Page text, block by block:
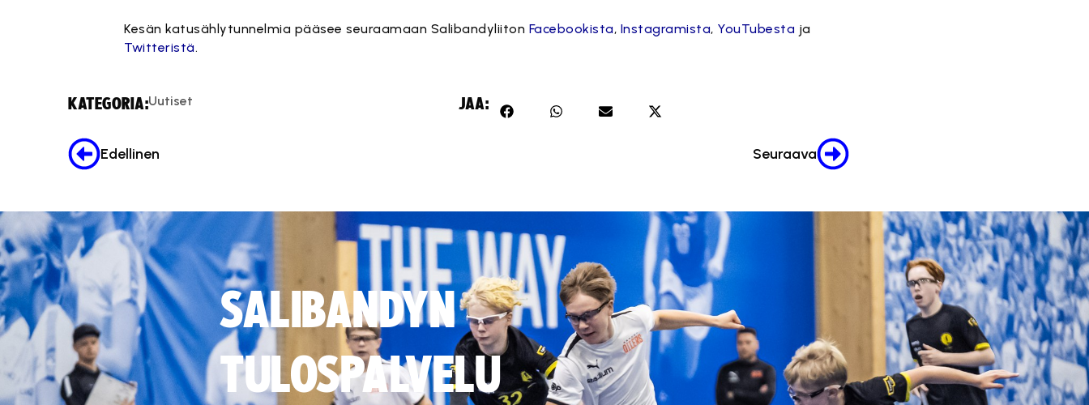
Kesän katusählytunnelmia pääsee seuraamaan Salibandyliiton Facebookista, Instagramista, YouTubesta ja
Twitteristä.
KATEGORIA:Uutiset JAA:
Edellinen Seuraava
SALIBANDYN
TULOSPALVELU